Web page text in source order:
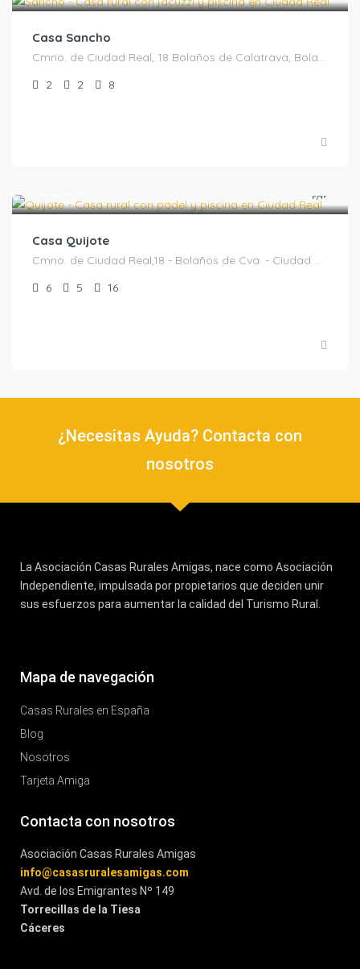
Casa Sancho
Cmno. de Ciudad Real, 18 Bolaños de Calatrava, Bolaños de Calatrava, Casas rurales en Ciudad Real, España
2
2 8
Casa Quijote
Cmno. de Ciudad Real,18 - Bolaños de Cva. - Ciudad Real, Bolaños de Calatrava, Casas rurales en Ciudad Real, España
6
5 16
¿Necesitas Ayuda? Contacta con
nosotros
La Asociación Casas Rurales Amigas, nace como Asociación
Independiente, impulsada por propietarios que deciden unir
sus esfuerzos para aumentar la calidad del Turismo Rural.
Mapa de navegación
Casas Rurales en España
Blog
Nosotros
Tarjeta Amiga
Contacta con nosotros
Asociación Casas Rurales Amigas
info@casasruralesamigas.com
Avd. de los Emigrantes Nº 149
Torrecillas de la Tiesa
Cáceres